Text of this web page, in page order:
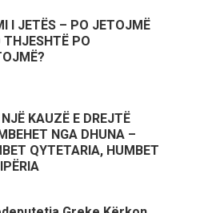
I JETËS – PO JETOJMË
THJESHTË PO
NJË KAUZË E DREJTË
NGA DHUNA –
QYTETARIA, HUMBET